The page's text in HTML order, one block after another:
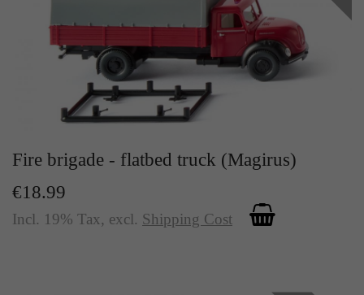
Fire brigade - flatbed truck (Magirus)
€18.99
Incl. 19% Tax, excl. Shipping Cost
Solange es gesetzt ist, werden bestimmte
Datenübertragungen unterbunden.